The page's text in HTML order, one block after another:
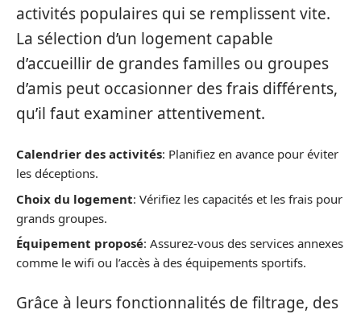
activités populaires qui se remplissent vite.
La sélection d’un logement capable
d’accueillir de grandes familles ou groupes
d’amis peut occasionner des frais différents,
qu’il faut examiner attentivement.
Calendrier des activités: Planifiez en avance pour éviter
les déceptions.
Choix du logement: Vérifiez les capacités et les frais pour
grands groupes.
Équipement proposé: Assurez-vous des services annexes
comme le wifi ou l’accès à des équipements sportifs.
Grâce à leurs fonctionnalités de filtrage, des